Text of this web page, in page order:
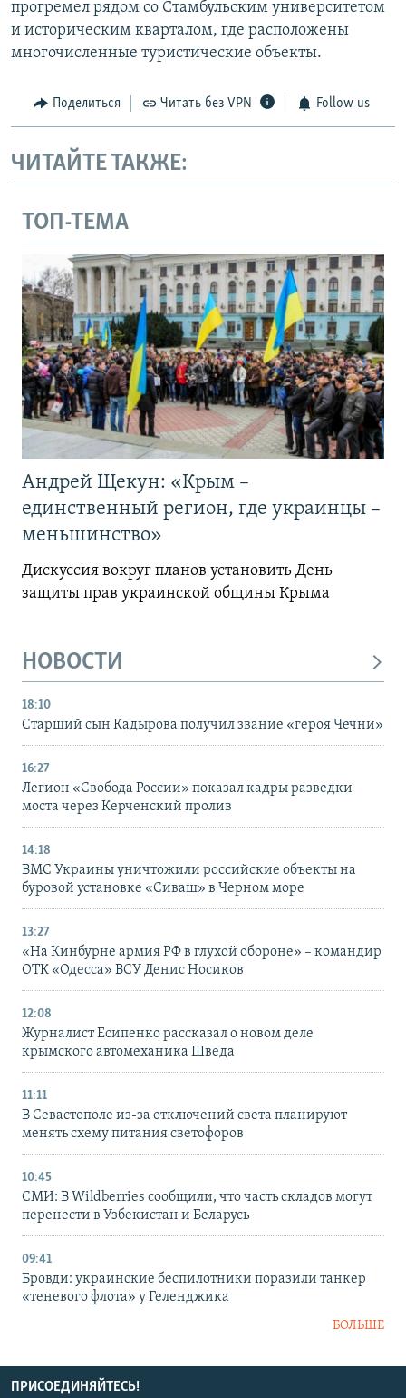
прогремел рядом со Стамбульским университетом
и историческим кварталом, где расположены
многочисленные туристические объекты.
Поделиться Читать без VPN Follow us
ЧИТАЙТЕ ТАКЖЕ:
ТОП-ТЕМА
Андрей Щекун: «Крым –
единственный регион, где украинцы –
меньшинство»
Дискуссия вокруг планов установить День
защиты прав украинской общины Крыма
НОВОСТИ
18:10
Старший сын Кадырова получил звание «героя Чечни»
16:27
Легион «Свобода России» показал кадры разведки
моста через Керченский пролив
14:18
ВМС Украины уничтожили российские объекты на
буровой установке «Сиваш» в Черном море
13:27
«На Кинбурне армия РФ в глухой обороне» – командир
ОТК «Одесса» ВСУ Денис Носиков
12:08
Журналист Есипенко рассказал о новом деле
крымского автомеханика Шведа
11:11
В Севастополе из-за отключений света планируют
менять схему питания светофоров
10:45
СМИ: В Wildberries сообщили, что часть складов могут
перенести в Узбекистан и Беларусь
09:41
Бровди: украинские беспилотники поразили танкер
«теневого флота» у Геленджика
БОЛЬШЕ
ПРИСОЕДИНЯЙТЕСЬ!